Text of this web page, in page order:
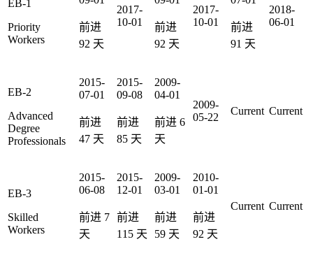
EB-1
Priority
Workers
前进
92 天
2017-
10-01
前进
92 天
2017-
10-01
前进
91 天
2018-
06-01
EB-2
Advanced
Degree
Professionals
2015-
07-01
前进
47 天
2015-
09-08
前进
85 天
2009-
04-01
前进 6
天
2009-
05-22
Current Current
EB-3
Skilled
Workers
2015-
06-08
前进 7
天
2015-
12-01
前进
115 天
2009-
03-01
前进
59 天
2010-
01-01
前进
92 天
Current Current